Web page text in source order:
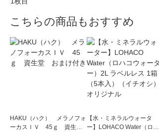
こちらの商品もおすすめ
HAKU（ハク） メラノフォ
ーカスＩＶ 45ｇ 資生
【水・ミネラルウォータ
ー】LOHACO Water（ロハ